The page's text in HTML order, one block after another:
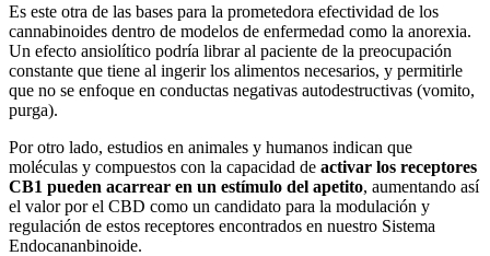
Es este otra de las bases para la prometedora efectividad de los
cannabinoides dentro de modelos de enfermedad como la anorexia.
Un efecto ansiolítico podría librar al paciente de la preocupación
constante que tiene al ingerir los alimentos necesarios, y permitirle
que no se enfoque en conductas negativas autodestructivas (vomito,
purga).
Por otro lado, estudios en animales y humanos indican que
moléculas y compuestos con la capacidad de activar los receptores
CB1 pueden acarrear en un estímulo del apetito, aumentando así
el valor por el CBD como un candidato para la modulación y
regulación de estos receptores encontrados en nuestro Sistema
Endocananbinoide.